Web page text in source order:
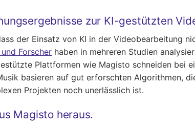
zur KI-gestützten
der Einsatz von KI in der Videobearbeitung
Forscher haben in mehreren Studien
Plattformen wie Magisto schneiden
basieren auf gut erforschten Algorithmen,
Projekten noch unerlässlich ist.
Magisto heraus.